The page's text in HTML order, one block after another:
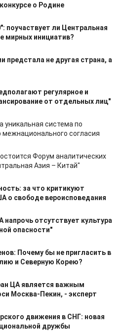
о Родине
поучаствует ли Центральная
мирных инициатив?
предстала не другая страна, а
регулярное и
от отдельных лиц"
уникальная система по
согласия
Форум аналитических
Азия – Китай"
за что критикуют
о свободе вероисповедания
напрочь отсутствует культура
опасности"
Почему бы не пригласить в
и Северную Корею?
ЦА является важным
Москва-Пекин, - эксперт
движения в СНГ: новая
дружбы